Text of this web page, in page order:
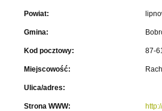
Powiat:
Gmina:
Kod pocztowy: 87-
Miejscowość:
Ulica/adres:
Strona WWW: